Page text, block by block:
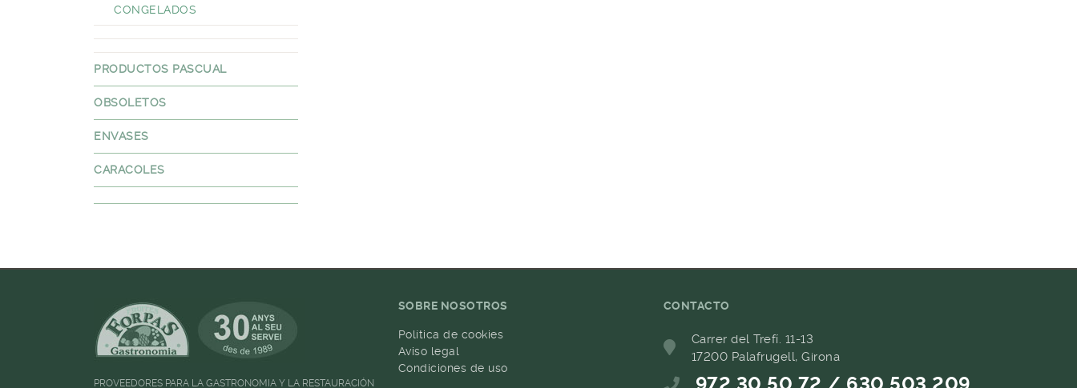
CONGELADOS
PRODUCTOS PASCUAL
OBSOLETOS
ENVASES
CARACOLES
PROVEEDORES PARA LA GASTRONOMIA Y LA RESTAURACIÓN
SOBRE NOSOTROS
Política de cookies
Aviso legal
Condiciones de uso
CONTACTO
Carrer del Trefí. 11-13
17200 Palafrugell, Girona